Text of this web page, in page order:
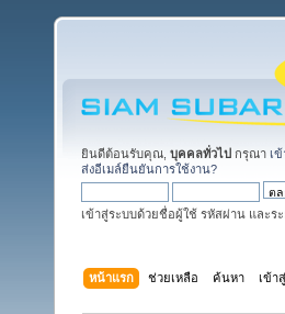
ยินดีต้อนรับคุณ, บุคคลทั่วไป กรุณา เ
ส่งอีเมล์ยืนยันการใช้งาน?
เข้าสู่ระบบด้วยชื่อผู้ใช้ รหัสผ่าน และร
หน้าแรก ช่วยเหลือ ค้นหา เข้า